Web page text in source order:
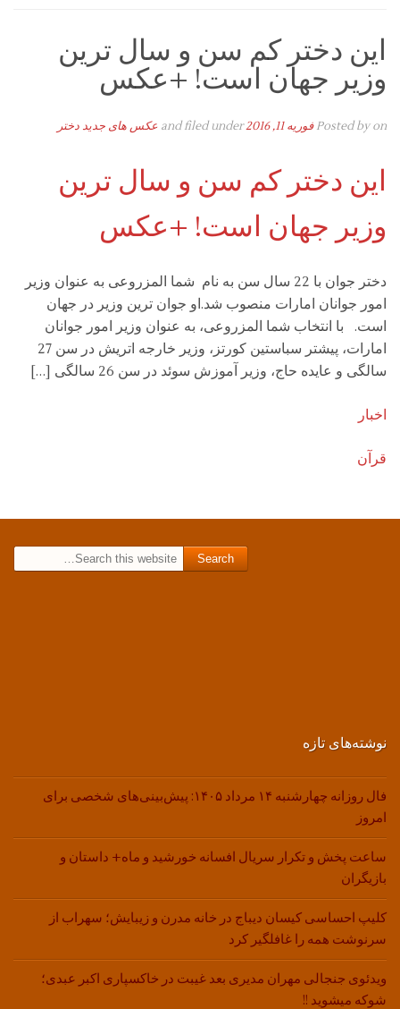
این دختر کم سن و سال ترین
وزیر جهان است! +عکس
Posted byon فوریه 11, 2016 and filed under عکس های جدید دختر
این دختر کم سن و سال ترین
وزیر جهان است! +عکس
دختر جوان با 22 سال سن به نام شما المزروعی به عنوان وزیر
امور جوانان امارات منصوب شد.او جوان ترین وزیر در جهان
است. با انتخاب شما المزروعی، به عنوان وزیر امور جوانان
امارات، پیشتر سباستین کورتز، وزیر خارجه اتریش در سن 27
سالگی و عایده حاج، وزیر آموزش سوئد در سن 26 سالگی […]
اخبار
قرآن
نوشته‌های تازه
فال روزانه چهارشنبه ۱۴ مرداد ۱۴۰۵: پیش‌بینی‌های شخصی برای
امروز
ساعت پخش و تکرار سریال افسانه خورشید و ماه+ داستان و
بازیگران
کلیپ احساسی کیسان دیباج در خانه مدرن و زیبایش؛ سهراب از
سرنوشت همه را غافلگیر کرد
ویدئوی جنجالی مهران مدیری بعد غیبت در خاکسپاری اکبر عبدی؛
شوکه میشوید !!